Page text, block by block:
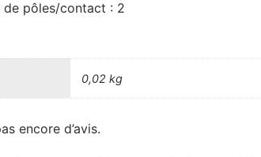
de pôles/contact : 2
0,02 kg
encore d’avis.